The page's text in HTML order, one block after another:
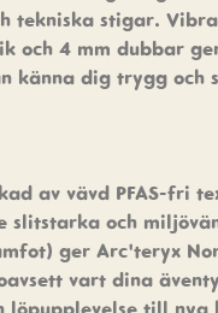
tekniska stigar.
och 4 mm dubbar
känna dig trygg och
av vävd PFAS-fri
slitstarka och
ger Arc'teryx
vart dina
löpupplevelse till nya